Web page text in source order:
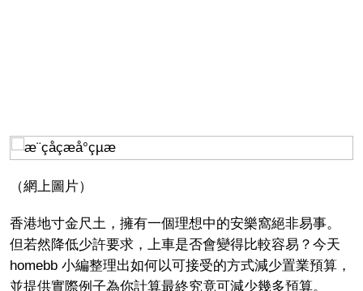
（網上圖片）
香港地寸金尺土，擁有一個理想中的安樂窩絕非易事。
但若然降低少許要求，上車是否會變得比較容易？今天
homebb 小編整理出如何以可接受的方式減少置業預算，
並提供實際例子為你計算最終究竟可減少幾多預算。